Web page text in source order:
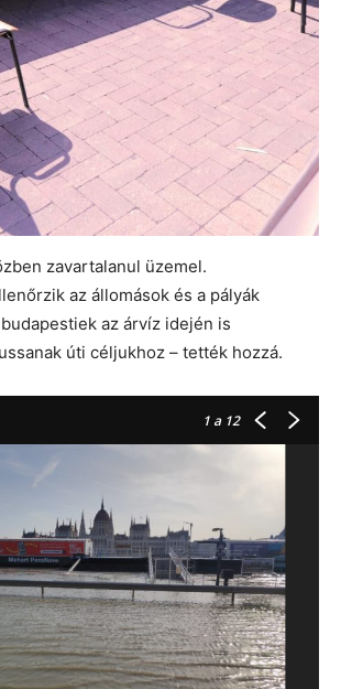
zavartalanul üzemel.
az állomások és a pályák
az árvíz idején is
úti céljukhoz – tették hozzá.
1 a 12